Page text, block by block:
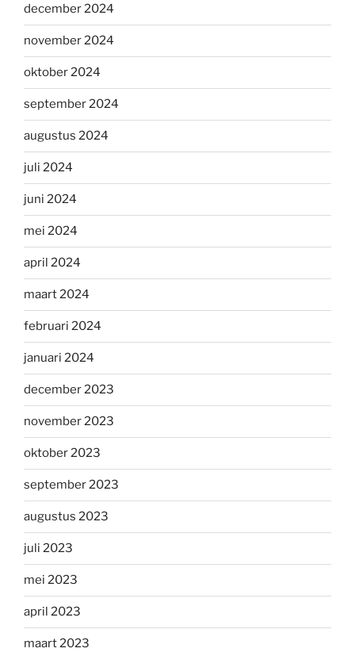
december 2024
november 2024
oktober 2024
september 2024
augustus 2024
juli 2024
juni 2024
mei 2024
april 2024
maart 2024
februari 2024
januari 2024
december 2023
november 2023
oktober 2023
september 2023
augustus 2023
juli 2023
mei 2023
april 2023
maart 2023